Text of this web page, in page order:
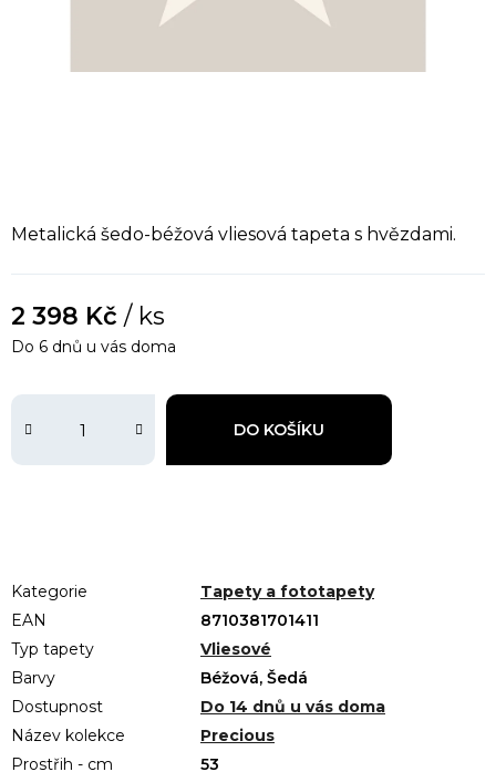
Metalická šedo-béžová vliesová tapeta s hvězdami.
2 398 Kč / ks
DO KOŠÍKU
Do 6 dnů u vás doma
Kategorie
Tapety a fototapety
EAN
8710381701411
Typ tapety
Vliesové
Barvy
Béžová, Šedá
Dostupnost
Do 14 dnů u vás doma
Název kolekce
Precious
Prostřih - cm
53